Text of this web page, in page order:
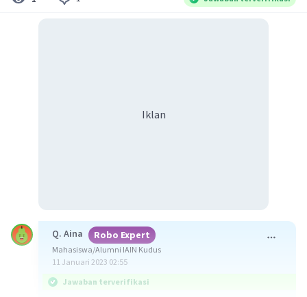
Iklan
Q. Aina Robo Expert
Mahasiswa/Alumni IAIN Kudus
11 Januari 2023 02:55
Jawaban terverifikasi